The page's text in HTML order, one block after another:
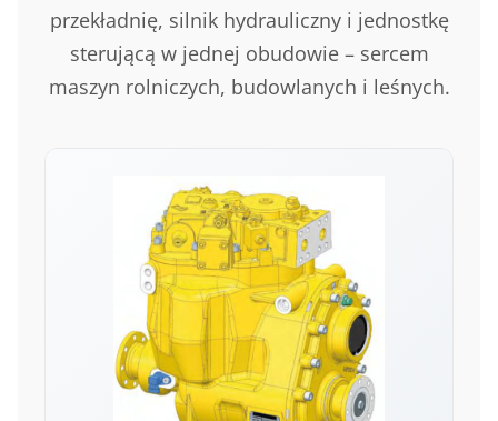
przekładnię, silnik hydrauliczny i jednostkę
sterującą w jednej obudowie – sercem
maszyn rolniczych, budowlanych i leśnych.